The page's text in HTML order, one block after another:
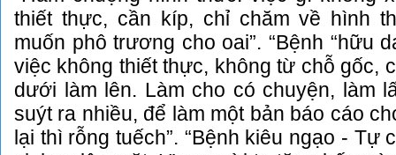
thiết thực, cần kíp, chỉ chăm về hình
muốn phô trương cho oai”. “Bệnh “hữu
việc không thiết thực, không từ chỗ gốc,
dưới làm lên. Làm cho có chuyện, làm
suýt ra nhiều, để làm một bản báo cáo
lại thì rỗng tuếch”. “Bệnh kiêu ngạo - Tự